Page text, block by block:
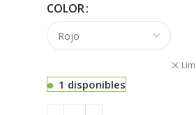
COLOR
1 disponibles